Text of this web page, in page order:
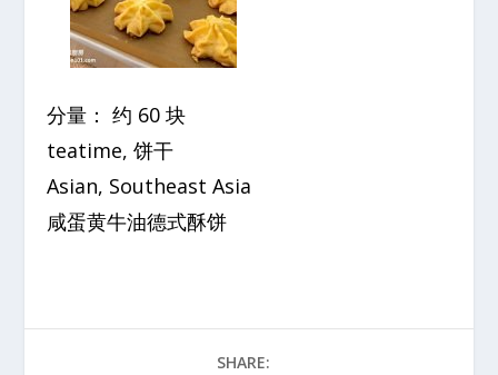
分量： 约 60 块
teatime, 饼干
Asian, Southeast Asia
咸蛋黄牛油德式酥饼
SHARE: